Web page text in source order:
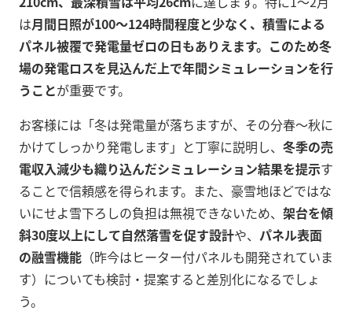
は月間日照が100～124時間程度と少なく、積雪による
パネル被覆で発電量ゼロの日もありえます。このため冬
場の発電ロスを見込んだ上で年間シミュレーションを行
うことが重要です。
お客様には「冬は発電量が落ちますが、その分春～秋に
かけてしっかり発電します」と丁寧に説明し、 冬季の売
電収入減少も織り込んだシミュレーション結果を提示す
ることで信頼感を得られます。また、豪雪地ほどではな
いにせよ雪下ろしの負担は無視できないため、 架台を傾
斜30度以上にして自然落雪を促す設計や、 パネル表面
の融雪機能 （昨今はヒーター付パネルも開発されていま
す）についても検討・提案すると差別化になるでしょ
う。